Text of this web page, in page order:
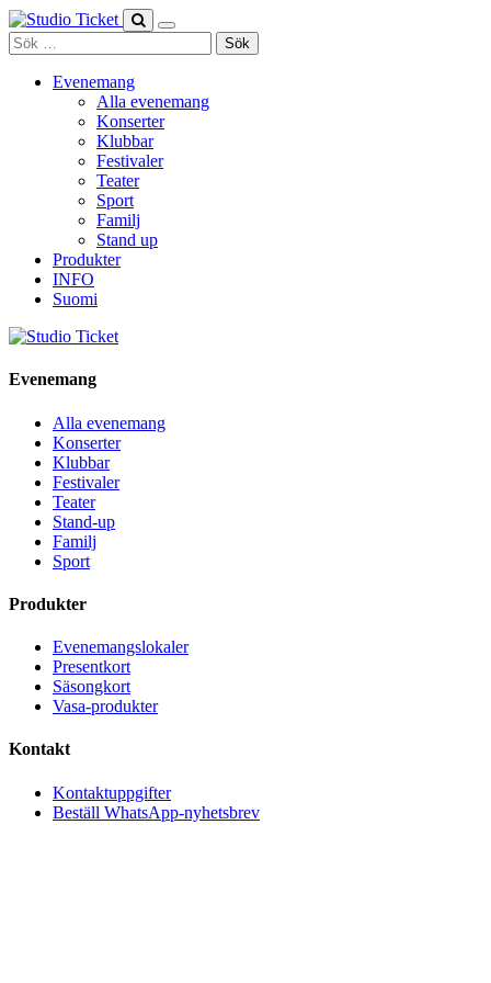
Skip
to
content
Sök
efter:
Evenemang
Alla evenemang
Konserter
Klubbar
Festivaler
Teater
Sport
Familj
Stand up
Produkter
INFO
Suomi
Evenemang
Alla evenemang
Konserter
Klubbar
Festivaler
Teater
Stand-up
Familj
Sport
Produkter
Evenemangslokaler
Presentkort
Säsongkort
Vasa-produkter
Kontakt
Kontaktuppgifter
Beställ WhatsApp-nyhetsbrev